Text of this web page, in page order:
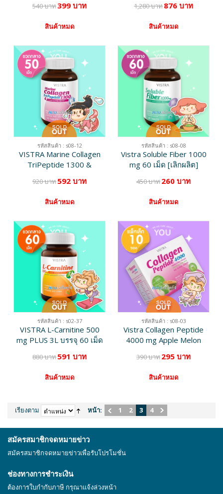
540 บาท399 บาท
สินค้าหมด
1,280 บาท876 บาท
สินค้าหมด
รหัสสินค้า : s08-12
VISTRA Marine Collagen
TriPeptide 1300 &
เม็ด [เลิกผลิต]
920 บาท592 บาท
สินค้าหมด
รหัสสินค้า : s08-08
Vistra Soluble Fiber 1000
mg 60 เม็ด [เลิกผลิต]
450 บาท260 บาท
สินค้าหมด
รหัสสินค้า : s02-37
VISTRA L-Carnitine 500
mg PLUS 3L บรรจุ 60 เม็ด
880 บาท591 บาท
สินค้าหมด
รหัสสินค้า : s08-03
Vistra Collagen Peptide
4000 mg Apple Melon
ผลิต]
390 บาท295 บาท
สินค้าหมด
เรียงตาม หน้า: 1 2 3 4
สมัครสมาชิกจดหมายข่าว
สมัครสมาชิกจดหมายข่าวเพื่อรับโปรโมชั่น
ช่องทางการชำระเงิน
ต้องการใบกำกับภาษี กรุณาแจ้งล่วงหน้า